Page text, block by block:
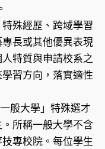
殊經歷、跨域學習
長或其他優異表現
特質與申請校系之
習方向，落實適性
般大學」特殊選才
所稱一般大學不含
專校院。每位學生